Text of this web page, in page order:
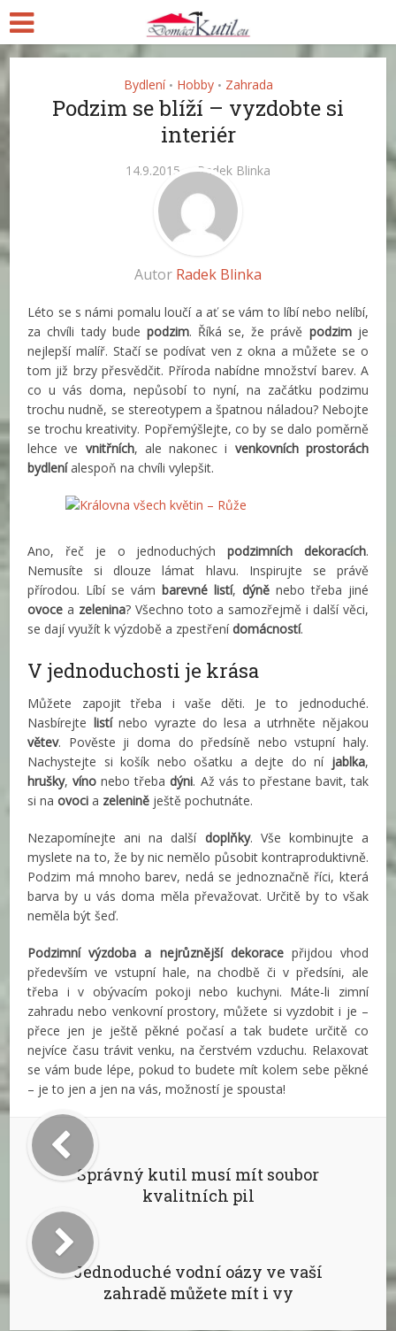
Bydlení • Hobby • Zahrada
Podzim se blíží – vyzdobte si
interiér
14.9.2015 Radek Blinka
Autor Radek Blinka
Léto se s námi pomalu loučí a ať se vám to líbí nebo nelíbí,
za chvíli tady bude podzim. Říká se, že právě podzimje
nejlepší malíř. Stačí se podívat ven z okna a můžete se o
tom již brzy přesvědčit. Příroda nabídne množství barev. A
co u vás doma, nepůsobí to nyní, na začátku podzimu
trochu nudně, se stereotypem a špatnou náladou? Nebojte
se trochu kreativity. Popřemýšlejte, co by se dalo poměrně
lehce ve vnitřních, ale nakonec i venkovních prostorách
bydleníalespoň na chvíli vylepšit.
Ano, řeč je o jednoduchýchpodzimních dekoracích.
Nemusíte si dlouze lámat hlavu. Inspirujte se právě
přírodou. Líbí se vámbarevné listí, dýněnebo třeba jiné
ovoce a zelenina? Všechno toto a samozřejmě i další věci,
se dají využít k výzdobě a zpestřenídomácností.
V jednoduchosti je krása
Můžete zapojit třeba i vaše děti. Je to jednoduché.
Nasbírejte listínebo vyrazte do lesa a utrhněte nějakou
větev. Pověste ji doma do předsíně nebo vstupní haly.
Nachystejte si košík nebo ošatku a dejte do ní jablka,
hrušky,víno nebo třebadýni. Až vás to přestane bavit, tak
si naovoci a zelenině ještě pochutnáte.
Nezapomínejte ani na další doplňky. Vše kombinujte a
myslete na to, že by nic nemělo působit kontraproduktivně.
Podzim má mnoho barev, nedá se jednoznačně říci, která
barva by u vás doma měla převažovat. Určitě by to však
neměla být šeď.
Podzimní výzdoba a nejrůznější dekoracepřijdou vhod
především ve vstupní hale, na chodbě či v předsíni, ale
třeba i v obývacím pokoji nebo kuchyni. Máte-li zimní
zahradu nebo venkovní prostory, můžete si vyzdobit i je –
přece jen je ještě pěkné počasí a tak budete určitě co
nejvíce času trávit venku, na čerstvém vzduchu. Relaxovat
se vám bude lépe, pokud to budete mít kolem sebe pěkné
– je to jen a jen na vás, možností je spousta!
Správný kutil musí mít soubor
kvalitních pil
Jednoduché vodní oázy ve vaší
zahradě můžete mít i vy